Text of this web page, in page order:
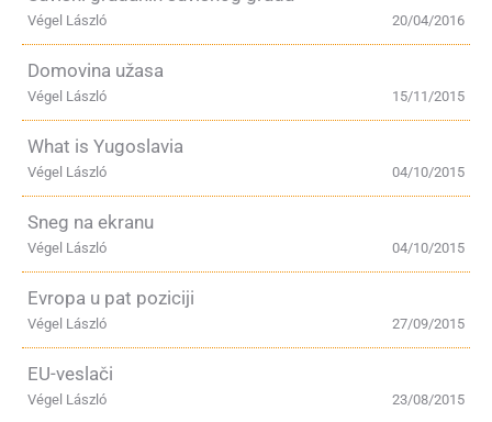
20/04/2016
Végel László
Domovina užasa
15/11/2015
Végel László
What is Yugoslavia
04/10/2015
Végel László
Sneg na ekranu
04/10/2015
Végel László
Evropa u pat poziciji
27/09/2015
Végel László
EU-veslači
23/08/2015
Végel László